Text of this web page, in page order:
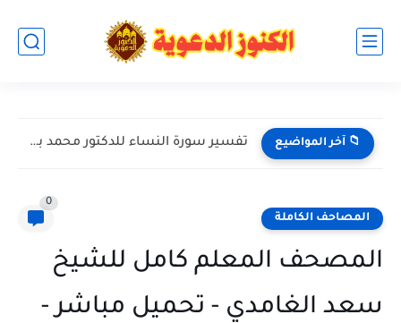
📁 آخر المواضيع القران الكريم بصوت القارئ محمد أبا الحسن - تحميل مباشر...
المصاحف الكاملة
0
المصحف المعلم كامل للشيخ
سعد الغامدي - تحميل مباشر -